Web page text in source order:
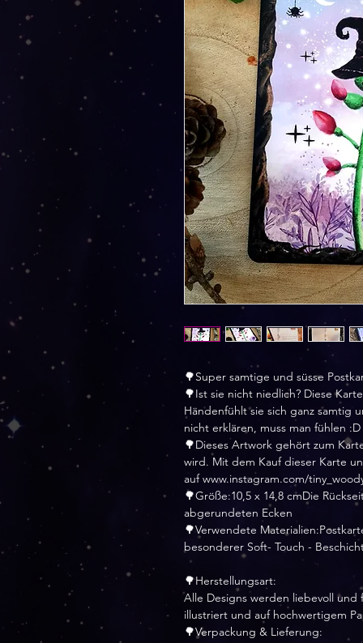
🌳Super samtige und süsse
🌳Ist sie nicht niedlich? Diese
Händenfühlt sie sich ganz samtig
nicht erklären, muss man fühlen :D
🌳Dieses Artwork gehört zum
wird. Mit dem Kauf dieser Karte
auf www.instagram.com/
🌳Größe:10,5 x 14,8 cmDie
abgerundeten Ecken
🌳Verwendete
besonderer Soft- Touch -
🌳Herstellungsart:
Alle Designs werden liebevoll
illustriert und auf hochwertigem
🌳Verpackung & Lieferung: